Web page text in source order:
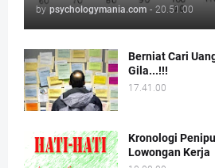
by psychologymania.com - 20.51.00
Berniat Cari
Gila...!!!
17.41.00
Kronologi
Lowongan Kerja